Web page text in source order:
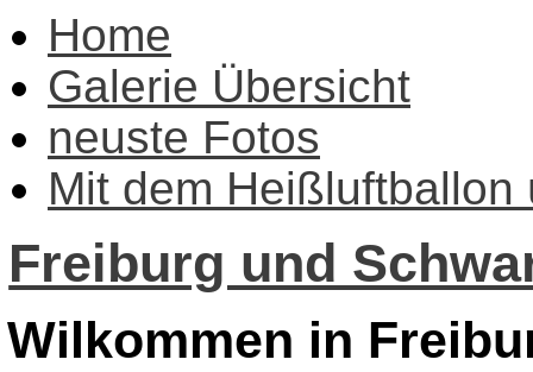
Home
Galerie Übersicht
neuste Fotos
Mit dem Heißluftballon
Freiburg und
Wilkommen in